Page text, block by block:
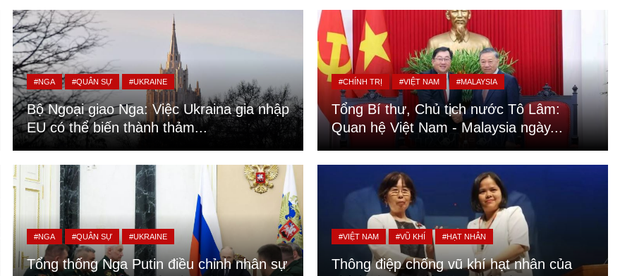
#NGA #QUÂN SỰ #UKRAINE
Bộ Ngoại giao Nga: Việc Ukraina gia nhập
EU có thể biến thành thảm...
#CHÍNH TRỊ #VIỆT NAM #MALAYSIA
Tổng Bí thư, Chủ tịch nước Tô Lâm:
Quan hệ Việt Nam - Malaysia ngày...
#NGA #QUÂN SỰ #UKRAINE
Tổng thống Nga Putin điều chỉnh nhân sự
#VIỆT NAM #VŨ KHÍ #HẠT NHÂN
Thông điệp chống vũ khí hạt nhân của